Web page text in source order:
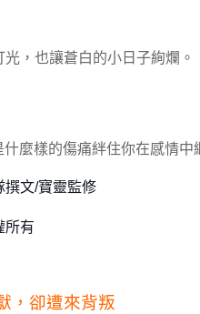
，也讓蒼白的小日子絢爛。
什麼樣的傷痛絆住你在感情中
撰文/寶靈監修
所有
，卻遭來背叛